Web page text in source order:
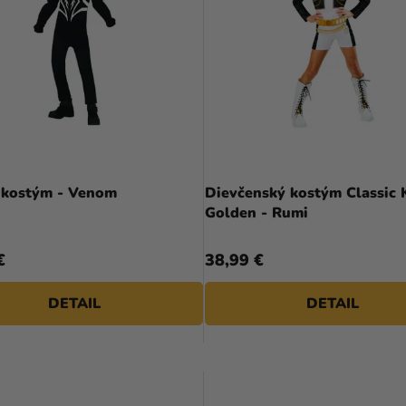
- Venom
DETAIL
Dievčenský kostým Classic
Golden - Rumi
38,99 €
DETAIL